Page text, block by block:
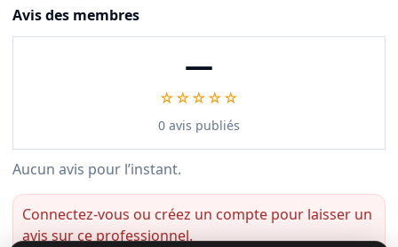
Avis des membres
—
☆☆☆☆☆
0 avis publiés
Aucun avis pour l’instant.
Connectez-vous ou créez un compte pour laisser un
avis sur ce professionnel.